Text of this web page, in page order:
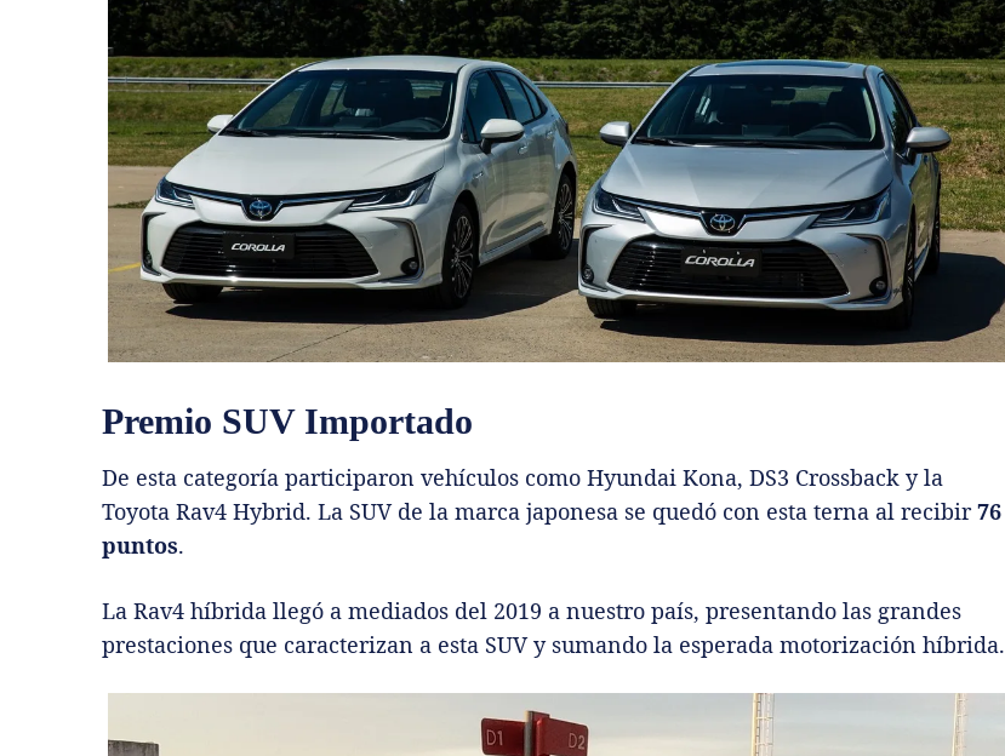
Premio SUV Importado
De esta categoría participaron vehículos como Hyundai Kona, DS3 Crossback y la
Toyota Rav4 Hybrid. La SUV de la marca japonesa se quedó con esta terna al recibir76
puntos.
La Rav4 híbrida llegó a mediados del 2019 a nuestro país, presentando las grandes
prestaciones que caracterizan a esta SUV y sumando la esperada motorización híbrida.